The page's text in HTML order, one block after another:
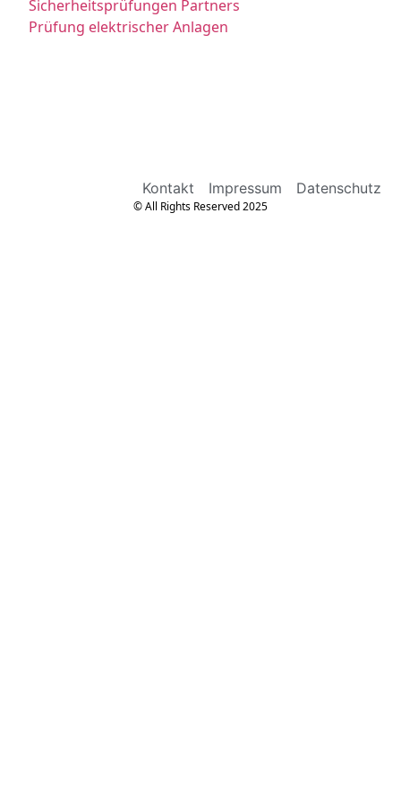
Sicherheitsprüfungen Partners
Prüfung elektrischer Anlagen
Kontakt Impressum Datenschutz
© All Rights Reserved 2025